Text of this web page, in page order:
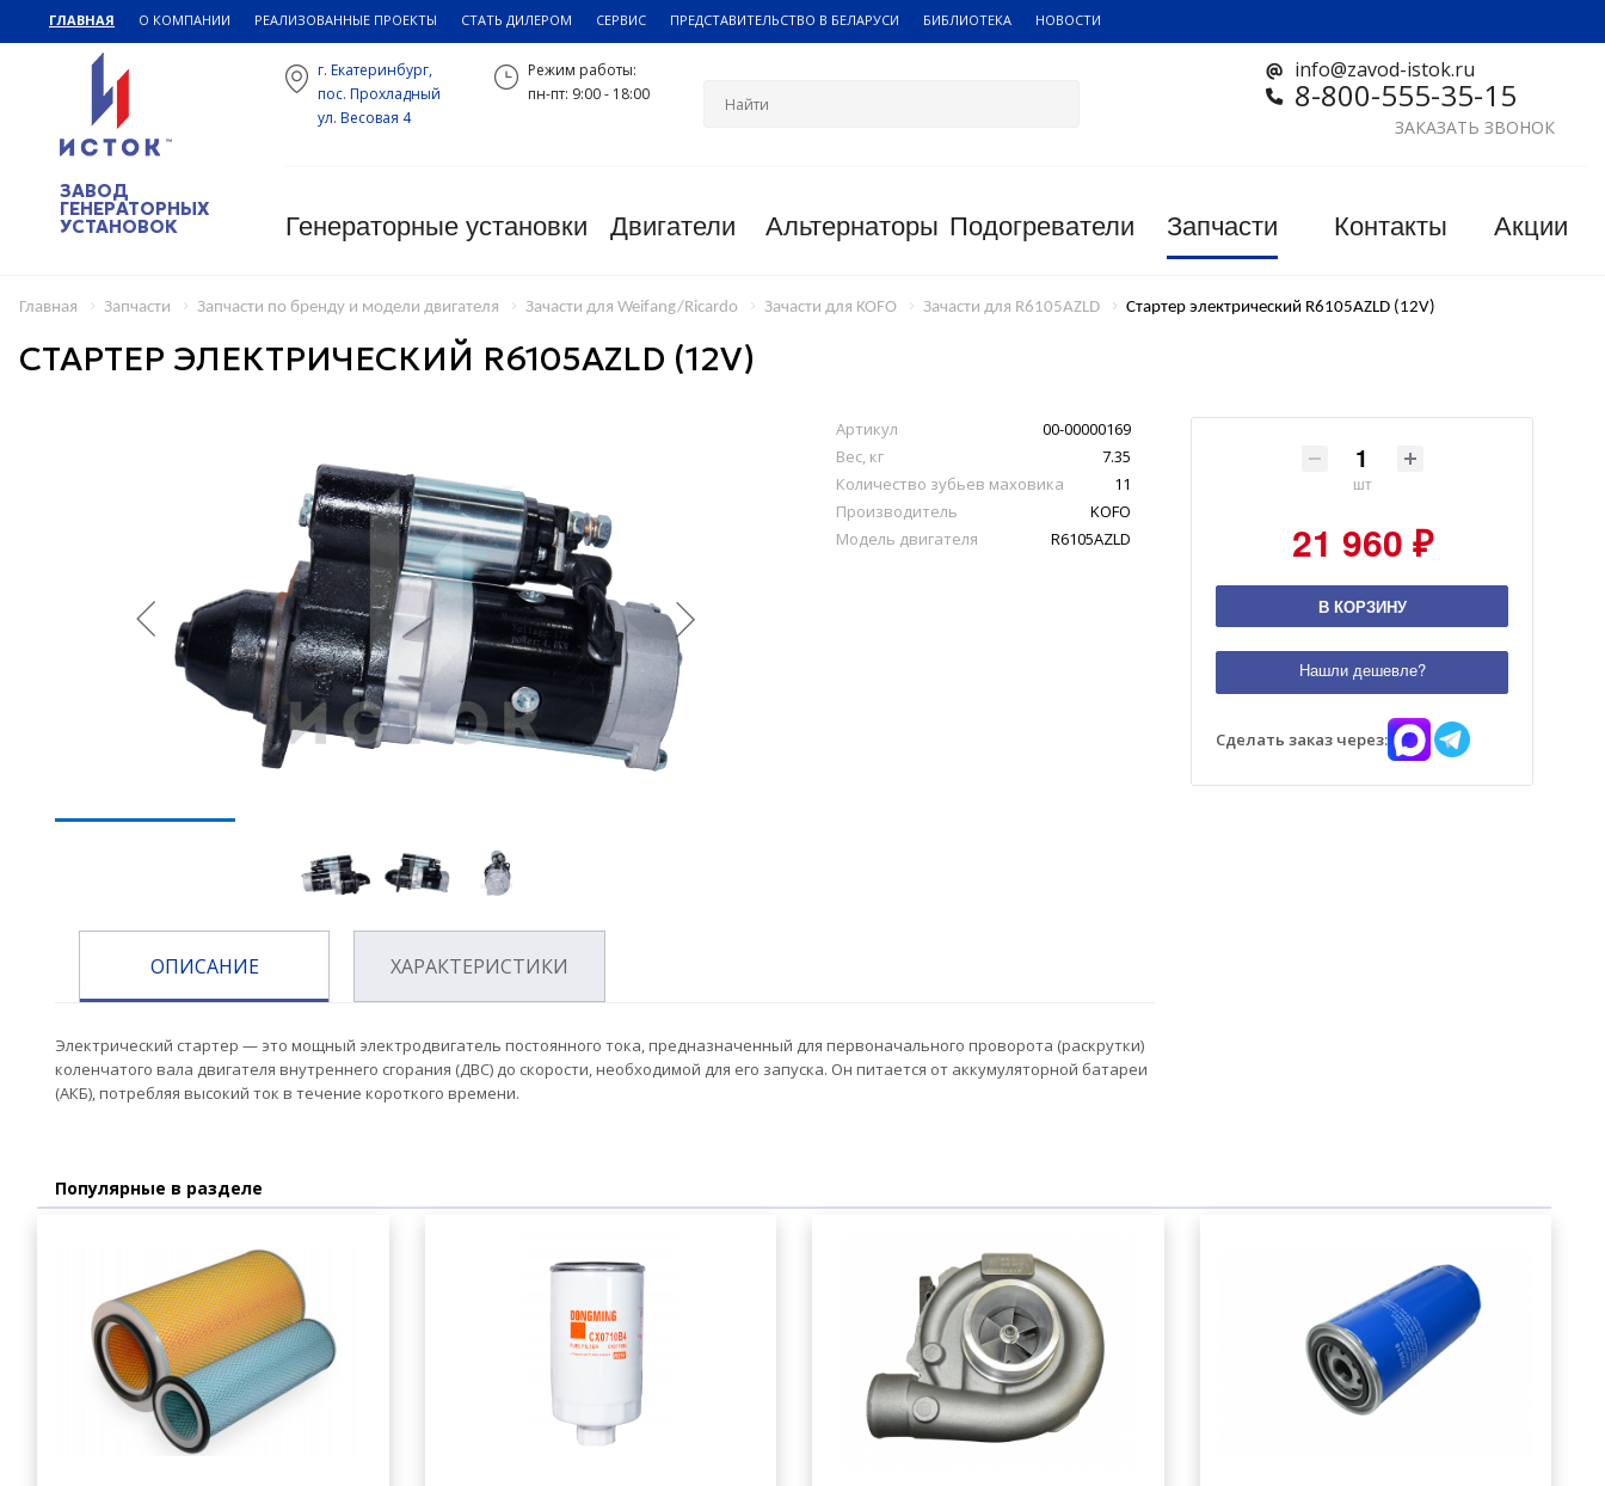
ГЛАВНАЯ О КОМПАНИИ РЕАЛИЗОВАННЫЕ ПРОЕКТЫ СТАТЬ ДИЛЕРОМ СЕРВИС ПРЕДСТАВИТЕЛЬСТВО В БЕЛАРУСИ БИБЛИОТЕКА НОВОСТИ
ЗАВОД
ГЕНЕРАТОРНЫХ
УСТАНОВОК
info@zavod-istok.ru
8-800-555-35-15
ЗАКАЗАТЬ ЗВОНОК
г. Екатеринбург,
пос. Прохладный
ул. Весовая 4
Режим работы:
пн-пт: 9:00 - 18:00
Генераторные установки Двигатели Альтернаторы Подогреватели Запчасти Контакты Акции
Главная Запчасти Запчасти по бренду и модели двигателя Зачасти для Weifang/Ricardo Зачасти для KOFO Зачасти для R6105AZLD Стартер электрический R6105AZLD (12V)
СТАРТЕР ЭЛЕКТРИЧЕСКИЙ R6105AZLD (12V)
Артикул
00-00000169
Вес, кг
7.35
Количество зубьев маховика
11
Производитель
KOFO
Модель двигателя
R6105AZLD
шт
21 960 ₽
В КОРЗИНУ
Нашли дешевле?
Сделать заказ через:
ОПИСАНИЕ ХАРАКТЕРИСТИКИ
Электрический стартер — это мощный электродвигатель постоянного тока, предназначенный для первоначального проворота (раскрутки)
коленчатого вала двигателя внутреннего сгорания (ДВС) до скорости, необходимой для его запуска. Он питается от аккумуляторной батареи
(АКБ), потребляя высокий ток в течение короткого времени.
Популярные в разделе